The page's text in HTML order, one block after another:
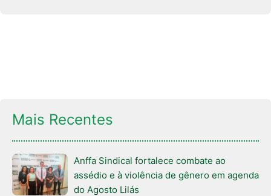
Mais Recentes
Anffa Sindical fortalece combate ao
assédio e à violência de gênero em agenda
do Agosto Lilás